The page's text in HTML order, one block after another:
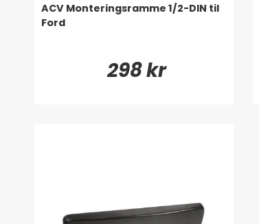
ACV Monteringsramme 1/2-DIN til
Ford
298 kr